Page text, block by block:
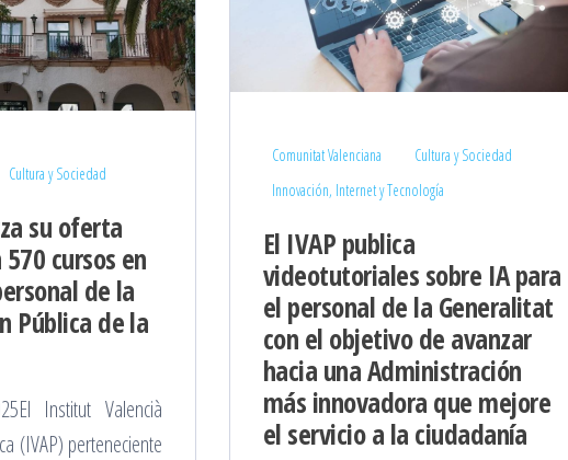
Cultura y Sociedad
su oferta
cursos en
de la
Pública de la
Institut Valencià
(IVAP) perteneciente
Comunitat Valenciana
Cultura y Sociedad
Innovación, Internet y Tecnología
El IVAP publica
videotutoriales sobre IA para
el personal de la Generalitat
con el objetivo de avanzar
hacia una Administración
más innovadora que mejore
el servicio a la ciudadanía